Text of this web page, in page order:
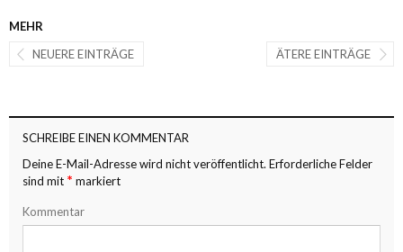
MEHR
ÄTERE EINTRÄGE
NEUERE EINTRÄGE
SCHREIBE EINEN KOMMENTAR
Deine E-Mail-Adresse wird nicht veröffentlicht. Erforderliche Felder
sind mit * markiert
Kommentar